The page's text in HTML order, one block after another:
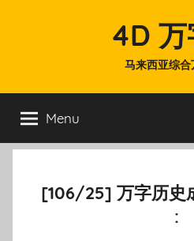
4D 万
马来西亚综合
Menu
[106/25] 万字历史
: